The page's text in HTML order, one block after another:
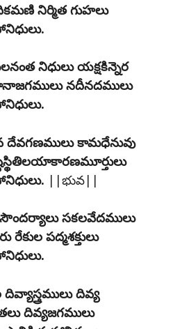
నిర్మిత గుహలు
నిధులు యక్షకిన్నెర
నదీనదములు
కామధేనువు
||భువ||
సౌందర్యాలు సకలవేదములు
రేకుల పద్మశక్తులు
దివ్య
దివ్యజగములు